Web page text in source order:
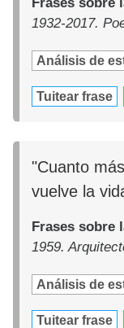
1932-2017.
Análisis de
Tuitear frase
"Cuanto
vuelve la
Frases sobre
1959.
Análisis de
Tuitear frase